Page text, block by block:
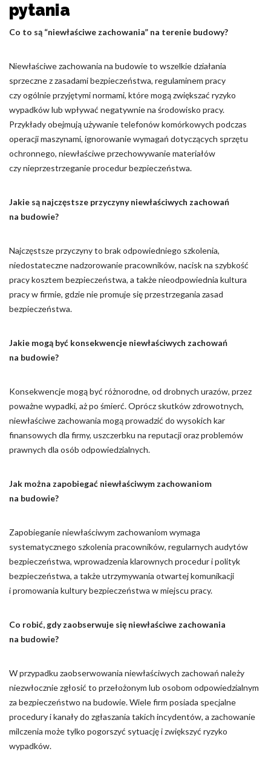
pytania
Co to są “niewłaściwe zachowania” na terenie budowy?
Niewłaściwe zachowania na budowie to wszelkie działania
sprzeczne z zasadami bezpieczeństwa, regulaminem pracy
czy ogólnie przyjętymi normami, które mogą zwiększać ryzyko
wypadków lub wpływać negatywnie na środowisko pracy.
Przykłady obejmują używanie telefonów komórkowych podczas
operacji maszynami, ignorowanie wymagań dotyczących sprzętu
ochronnego, niewłaściwe przechowywanie materiałów
czy nieprzestrzeganie procedur bezpieczeństwa.
Jakie są najczęstsze przyczyny niewłaściwych zachowań
na budowie?
Najczęstsze przyczyny to brak odpowiedniego szkolenia,
niedostateczne nadzorowanie pracowników, nacisk na szybkość
pracy kosztem bezpieczeństwa, a także nieodpowiednia kultura
pracy w firmie, gdzie nie promuje się przestrzegania zasad
bezpieczeństwa.
Jakie mogą być konsekwencje niewłaściwych zachowań
na budowie?
Konsekwencje mogą być różnorodne, od drobnych urazów, przez
poważne wypadki, aż po śmierć. Oprócz skutków zdrowotnych,
niewłaściwe zachowania mogą prowadzić do wysokich kar
finansowych dla firmy, uszczerbku na reputacji oraz problemów
prawnych dla osób odpowiedzialnych.
Jak można zapobiegać niewłaściwym zachowaniom
na budowie?
Zapobieganie niewłaściwym zachowaniom wymaga
systematycznego szkolenia pracowników, regularnych audytów
bezpieczeństwa, wprowadzenia klarownych procedur i polityk
bezpieczeństwa, a także utrzymywania otwartej komunikacji
i promowania kultury bezpieczeństwa w miejscu pracy.
Co robić, gdy zaobserwuje się niewłaściwe zachowania
na budowie?
W przypadku zaobserwowania niewłaściwych zachowań należy
niezwłocznie zgłosić to przełożonym lub osobom odpowiedzialnym
za bezpieczeństwo na budowie. Wiele firm posiada specjalne
procedury i kanały do zgłaszania takich incydentów, a zachowanie
milczenia może tylko pogorszyć sytuację i zwiększyć ryzyko
wypadków.